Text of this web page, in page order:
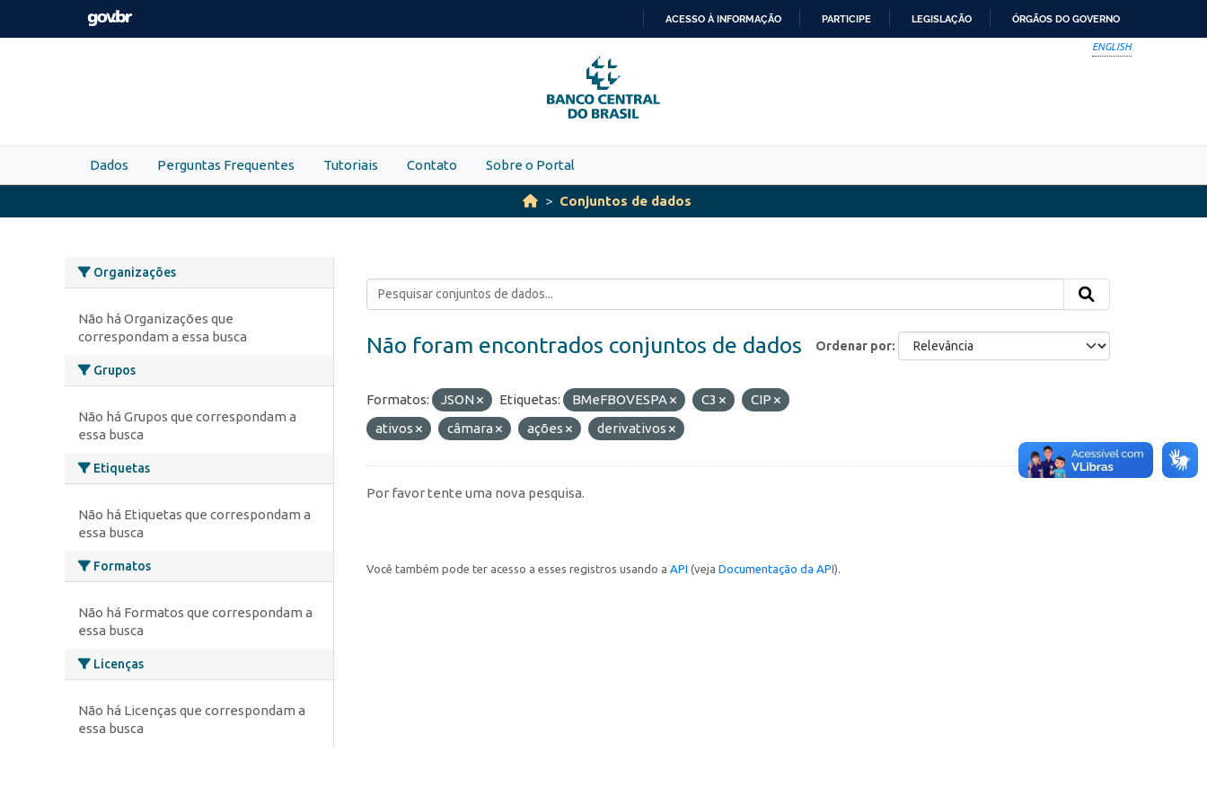
Skip to main content
PARA
O
CONTEÚDO
ACESSO À INFORMAÇÃO PARTICIPE LEGISLAÇÃO ÓRGÃOS DO GOVERNO
ENGLISH
Dados Perguntas Frequentes Tutoriais Contato Sobre o Portal
Conjuntos de dados
Organizações
Não há Organizações que
correspondam a essa busca
Grupos
Não há Grupos que correspondam a
essa busca
Etiquetas
Não há Etiquetas que correspondam a
essa busca
Formatos
Não há Formatos que correspondam a
essa busca
Licenças
Não há Licenças que correspondam a
essa busca
Ordenar por
Não foram encontrados conjuntos de dados
Formatos: JSON Etiquetas: BMeFBOVESPA C3
CIP
ativos
câmara ações derivativos
Por favor tente uma nova pesquisa.
Você também pode ter acesso a esses registros usando a API (veja Documentação da API).